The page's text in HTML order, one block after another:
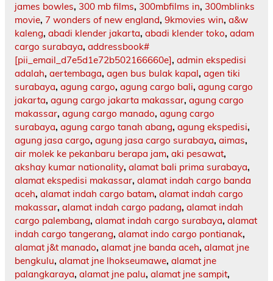
james bowles, 300 mb films, 300mbfilms in, 300mblinks
movie, 7 wonders of new england, 9kmovies win, a&w
kaleng, abadi klender jakarta, abadi klender toko, adam
cargo surabaya, addressbook#
[pii_email_d7e5d1e72b502166660e], admin ekspedisi
adalah, aertembaga, agen bus bulak kapal, agen tiki
surabaya, agung cargo, agung cargo bali, agung cargo
jakarta, agung cargo jakarta makassar, agung cargo
makassar, agung cargo manado, agung cargo
surabaya, agung cargo tanah abang, agung ekspedisi,
agung jasa cargo, agung jasa cargo surabaya, aimas,
air molek ke pekanbaru berapa jam, aki pesawat,
akshay kumar nationality, alamat bali prima surabaya,
alamat ekspedisi makassar, alamat indah cargo banda
aceh, alamat indah cargo batam, alamat indah cargo
makassar, alamat indah cargo padang, alamat indah
cargo palembang, alamat indah cargo surabaya, alamat
indah cargo tangerang, alamat indo cargo pontianak,
alamat j&t manado, alamat jne banda aceh, alamat jne
bengkulu, alamat jne lhokseumawe, alamat jne
palangkaraya, alamat jne palu, alamat jne sampit,